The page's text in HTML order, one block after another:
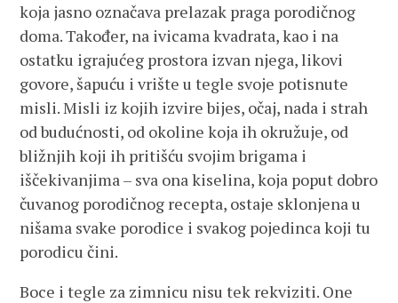
koja jasno označava prelazak praga porodičnog
doma. Također, na ivicama kvadrata, kao i na
ostatku igrajućeg prostora izvan njega, likovi
govore, šapuću i vrište u tegle svoje potisnute
misli. Misli iz kojih izvire bijes, očaj, nada i strah
od budućnosti, od okoline koja ih okružuje, od
bližnjih koji ih pritišću svojim brigama i
iščekivanjima – sva ona kiselina, koja poput dobro
čuvanog porodičnog recepta, ostaje sklonjena u
nišama svake porodice i svakog pojedinca koji tu
porodicu čini.
Boce i tegle za zimnicu nisu tek rekviziti. One